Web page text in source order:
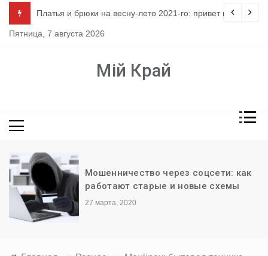
содержимому
Платья и брюки на весну-лето 2021-го: привет из 80-х
Пятница, 7 августа 2026
Мій Край
Мошенничество через соцсети: как
работают старые и новые схемы
27 марта, 2020